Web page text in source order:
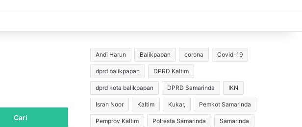
Andi Harun Balikpapan corona Covid-19
dprd balikpapan DPRD Kaltim
dprd kota balikpapan DPRD Samarinda IKN
Isran Noor Kaltim Kukar, Pemkot Samarinda
Pemprov Kaltim Polresta Samarinda Samarinda